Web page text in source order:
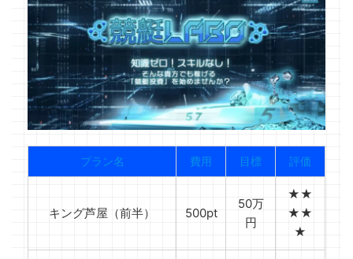
プラン名 費用 目標 評価
キング芦屋（前半） 500pt
50万
円
★★
★★
★